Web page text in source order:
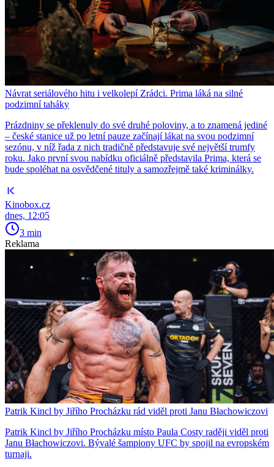
Návrat seriálového hitu i velkolepí Zrádci. Prima láká na silné
podzimní taháky
Prázdniny se překlenuly do své druhé poloviny, a to znamená jediné
– české stanice už po letní pauze začínají lákat na svou podzimní
sezónu, v níž řada z nich tradičně představuje své největší trumfy
roku. Jako první svou nabídku oficiálně představila Prima, která se
bude spoléhat na osvědčené tituly a samozřejmě také kriminálky.
Kinobox.cz
dnes, 12:05
3 min
Reklama
Patrik Kincl by Jiřího Procházku rád viděl proti Janu Błachowiczovi
Patrik Kincl by Jiřího Procházku místo Paula Costy raději viděl proti
Janu Błachowiczovi. Bývalé šampiony UFC by spojil na evropském
turnaji.